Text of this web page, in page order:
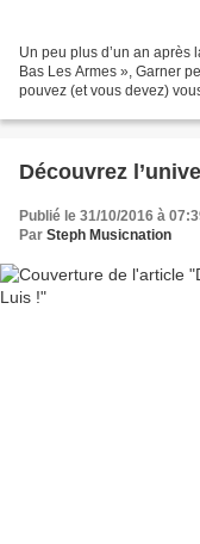
Un peu plus d’un an après
Bas Les Armes », Garner
pouvez (et vous devez)
Découvrez
Publié le 31/10/2016 à
Par Steph Musicnation